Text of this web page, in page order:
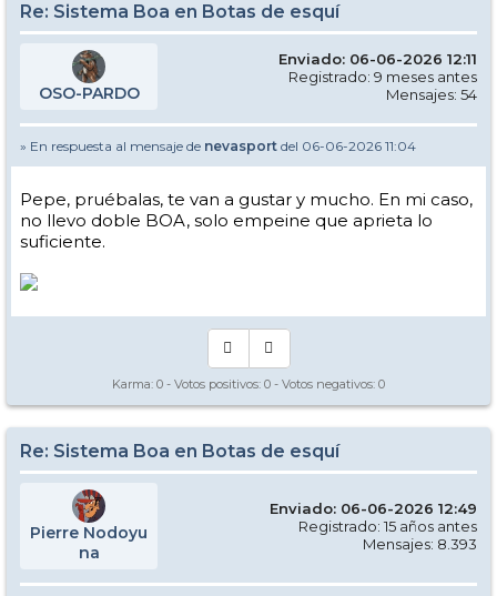
Re: Sistema Boa en Botas de esquí
OSO-PARDO
Enviado: 06-06-2026 12:11
Registrado: 9 meses antes
Mensajes: 54
» En respuesta al mensaje de nevasport del 06-06-2026 11:04
Pepe, pruébalas, te van a gustar y mucho. En mi caso,
no llevo doble BOA, solo empeine que aprieta lo
suficiente.
Karma: 0 - Votos positivos: 0 - Votos negativos: 0
Re: Sistema Boa en Botas de esquí
Pierre Nodoyu
na
Enviado: 06-06-2026 12:49
Registrado: 15 años antes
Mensajes: 8.393